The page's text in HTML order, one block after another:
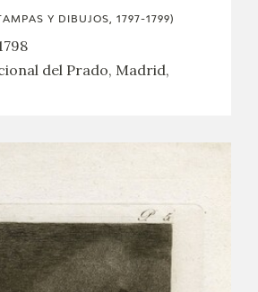
Y DIBUJOS, 1797-1799)
del Prado, Madrid,